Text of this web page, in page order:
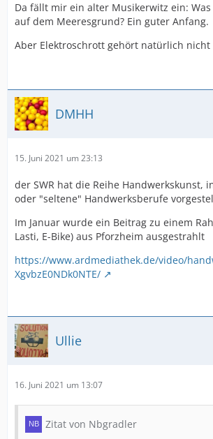
Da fällt mir ein alter Musikerwitz ein: Was
auf dem Meeresgrund? Ein guter Anfang.
Aber Elektroschrott gehört natürlich nicht
DMHH
15. Juni 2021 um 23:13
der SWR hat die Reihe Handwerkskunst,
oder "seltene" Handwerksberufe
Im Januar wurde ein Beitrag zu einem
Lasti, E-Bike) aus Pforzheim ausgestrahlt
https://www.ardmediathek.de/video/
XgvbzE0NDk0NTE/
Ullie
16. Juni 2021 um 13:07
Zitat von Nbgradler